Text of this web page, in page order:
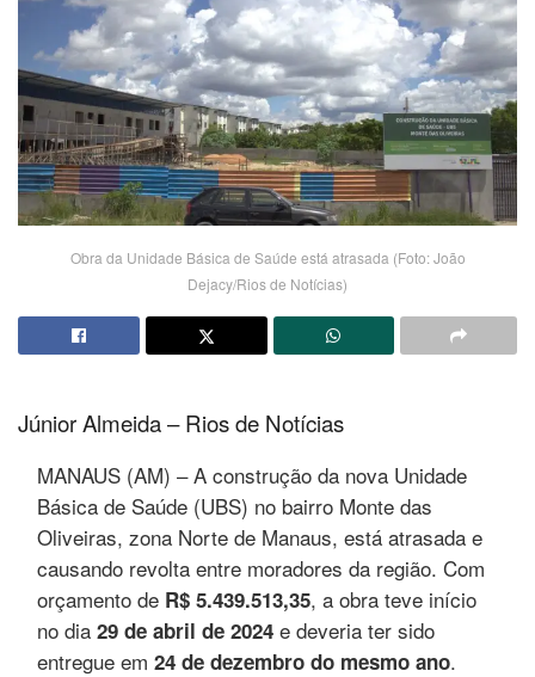
Obra da Unidade Básica de Saúde está atrasada (Foto: João
Dejacy/Rios de Notícias)
Júnior Almeida – Rios de Notícias
MANAUS (AM) – A construção da nova Unidade
Básica de Saúde (UBS) no bairro Monte das
Oliveiras, zona Norte de Manaus, está atrasada e
causando revolta entre moradores da região. Com
orçamento de R$ 5.439.513,35, a obra teve início
no dia 29 de abril de 2024 e deveria ter sido
entregue em 24 de dezembro do mesmo ano.